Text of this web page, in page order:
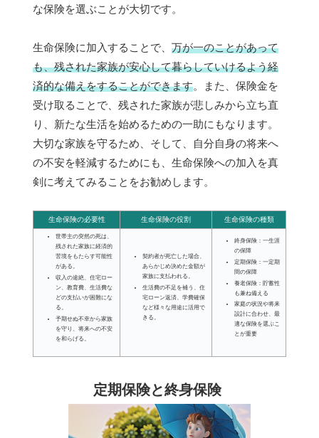
な保険を選ぶことが大切です。
生命保険に加入することで、 万が一のことがあって
も、残された家族が安心して暮らしていけるよう経
済的な備えをすることができます。また、保険金を
受け取ることで、残された家族が悲しみから立ち直
り、新たな生活を始めるための一助にもなります。
大切な家族を守るため、そして、自分自身の将来へ
の不安を軽減するためにも、生命保険への加入を真
剣に考えてみることをお勧めします。
生命保険の必要性 生命保険の役割 生命保険の種類
世帯主の突然の死は、
残された家族に経済的
苦境をもたらす可能性
がある。
収入の途絶、住宅ロー
ン、教育費、生活費な
どの支払いが困難にな
る。
予期せぬ不幸から家族
を守り、将来への不安
を和らげる。
契約者が死亡した場合、
あらかじめ決めた金額が
家族に支払われる。
生活費の不足を補う、住
宅ローン返済、学費確保
など様々な用途に活用で
きる。
終身保険：一生涯
の保障
定期保険：一定期
間の保障
養老保険：貯蓄性
も兼ね備える
家庭の状況や将来
設計に合わせ、最
適な保険を選ぶこ
とが重要
定期保険と終身保険